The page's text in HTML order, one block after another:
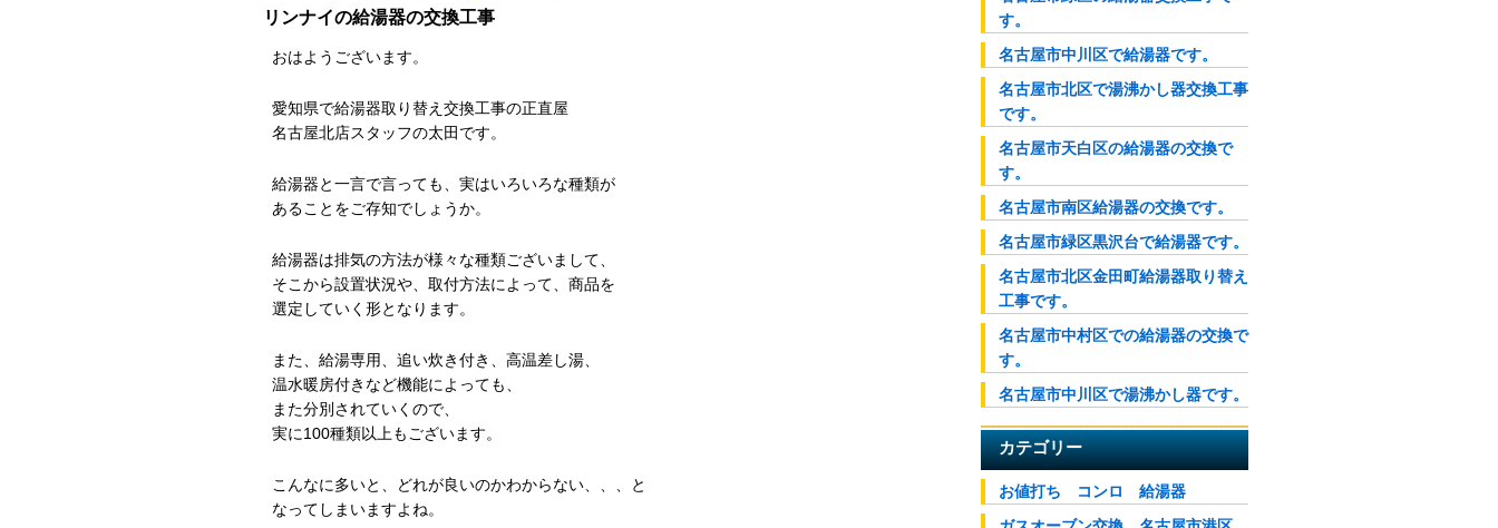
リンナイの給湯器の交換工事
おはようございます。
愛知県で給湯器取り替え交換工事の正直屋
名古屋北店スタッフの太田です。
給湯器と一言で言っても、実はいろいろな種類が
あることをご存知でしょうか。
給湯器は排気の方法が様々な種類ございまして、
そこから設置状況や、取付方法によって、商品を
選定していく形となります。
また、給湯専用、追い炊き付き、高温差し湯、
温水暖房付きなど機能によっても、
また分別されていくので、
実に100種類以上もございます。
こんなに多いと、どれが良いのかわからない、、、と
なってしまいますよね。
す。
名古屋市中川区で給湯器です。
名古屋市北区で湯沸かし器交換工事
です。
名古屋市天白区の給湯器の交換で
す。
名古屋市南区給湯器の交換です。
名古屋市緑区黒沢台で給湯器です。
名古屋市北区金田町給湯器取り替え
工事です。
名古屋市中村区での給湯器の交換で
す。
名古屋市中川区で湯沸かし器です。
カテゴリー
お値打ち コンロ 給湯器